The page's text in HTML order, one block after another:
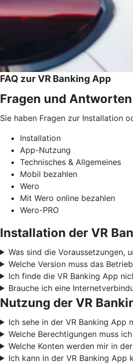
FAQ zur VR Banking App
Fragen und Antworten
Sie haben Fragen zur Installation
Installation
App-Nutzung
Technisches & Allgemeines
Mobil bezahlen
Wero
Mit Wero online bezahlen
Wero-PRO
Installation der VR
Was sind die Voraussetzungen,
Welche Version muss das
Ich finde die VR Banking App
Brauche ich eine
Nutzung der VR
Ich sehe in der VR Banking App
Welche Berechtigungen muss
Welche Konten werden mir in
Ich kann in der VR Banking App